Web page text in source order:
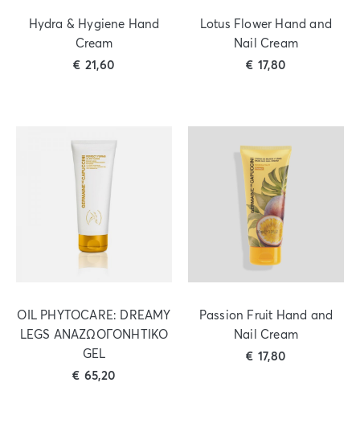
Hydra & Hygiene Hand
Cream
€ 21,60
Lotus Flower Hand and
Nail Cream
€ 17,80
OIL PHYTOCARE: DREAMY
LEGS ΑΝΑΖΩΟΓΟΝΗΤΙΚΟ
GEL
€ 65,20
Passion Fruit Hand and
Nail Cream
€ 17,80